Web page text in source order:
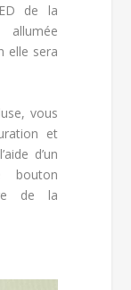
de la
elle sera
vous
et
d’un
bouton
de la